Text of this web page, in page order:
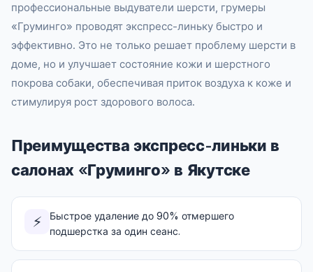
профессиональные выдуватели шерсти, грумеры
«Груминго» проводят экспресс-линьку быстро и
эффективно. Это не только решает проблему шерсти в
доме, но и улучшает состояние кожи и шерстного
покрова собаки, обеспечивая приток воздуха к коже и
стимулируя рост здорового волоса.
Преимущества экспресс-линьки в
салонах «Груминго» в Якутске
⚡
Быстрое удаление до 90% отмершего
подшерстка за один сеанс.